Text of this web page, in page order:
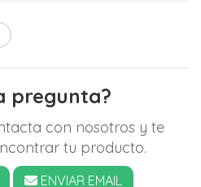
pregunta?
con nosotros y te
tu producto.
ENVIAR EMAIL